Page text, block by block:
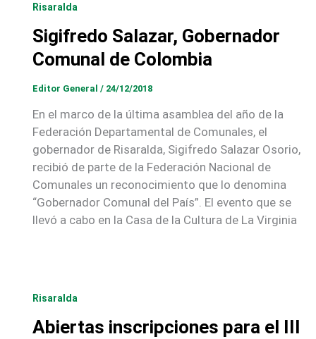
Risaralda
Sigifredo Salazar, Gobernador
Comunal de Colombia
Editor General / 24/12/2018
En el marco de la última asamblea del año de la
Federación Departamental de Comunales, el
gobernador de Risaralda, Sigifredo Salazar Osorio,
recibió de parte de la Federación Nacional de
Comunales un reconocimiento que lo denomina
“Gobernador Comunal del País”. El evento que se
llevó a cabo en la Casa de la Cultura de La Virginia
Risaralda
Abiertas inscripciones para el III